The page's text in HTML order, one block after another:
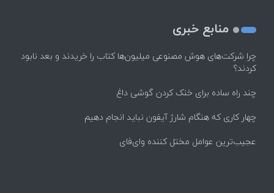
منابع خبری
چرا شرکت‌های هوش مصنوعی میلیون‌ها کتاب را خریدند و بعد نابود
کردند؟
چند راه‌ ساده برای خنک کردن گوشی داغ
چهار کاری که هنگام شارژ آیفون نباید انجام دهیم
عجیب‌ترین عوامل مختل کننده وای‌فای